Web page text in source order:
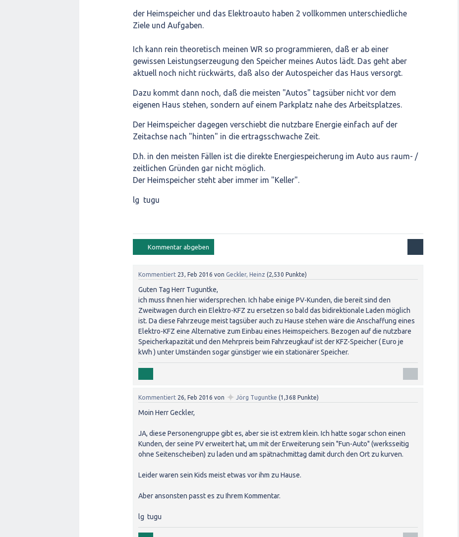
der Heimspeicher und das Elektroauto haben 2 vollkommen unterschiedliche
Ziele und Aufgaben.
Ich kann rein theoretisch meinen WR so programmieren, daß er ab einer
gewissen Leistungserzeugung den Speicher meines Autos lädt. Das geht aber
aktuell noch nicht rückwärts, daß also der Autospeicher das Haus versorgt.
Dazu kommt dann noch, daß die meisten "Autos" tagsüber nicht vor dem
eigenen Haus stehen, sondern auf einem Parkplatz nahe des Arbeitsplatzes.
Der Heimspeicher dagegen verschiebt die nutzbare Energie einfach auf der
Zeitachse nach "hinten" in die ertragsschwache Zeit.
D.h. in den meisten Fällen ist die direkte Energiespeicherung im Auto aus raum- /
zeitlichen Gründen gar nicht möglich.
Der Heimspeicher steht aber immer im "Keller".
lg tugu
Kommentiert 23, Feb 2016 von Geckler, Heinz (2,530 Punkte)
Guten Tag Herr Tuguntke,
ich muss Ihnen hier widersprechen. Ich habe einige PV-Kunden, die bereit sind den
Zweitwagen durch ein Elektro-KFZ zu ersetzen so bald das bidirektionale Laden möglich
ist. Da diese Fahrzeuge meist tagsüber auch zu Hause stehen wäre die Anschaffung eines
Elektro-KFZ eine Alternative zum Einbau eines Heimspeichers. Bezogen auf die nutzbare
Speicherkapazität und den Mehrpreis beim Fahrzeugkauf ist der KFZ-Speicher ( Euro je
kWh ) unter Umständen sogar günstiger wie ein stationärer Speicher.
Kommentiert 26, Feb 2016 von ✦ Jörg Tuguntke (1,368 Punkte)
Moin Herr Geckler,
JA, diese Personengruppe gibt es, aber sie ist extrem klein. Ich hatte sogar schon einen
Kunden, der seine PV erweitert hat, um mit der Erweiterung sein "Fun-Auto" (werksseitig
ohne Seitenscheiben) zu laden und am spätnachmittag damit durch den Ort zu kurven.
Leider waren sein Kids meist etwas vor ihm zu Hause.
Aber ansonsten passt es zu Ihrem Kommentar.
lg tugu